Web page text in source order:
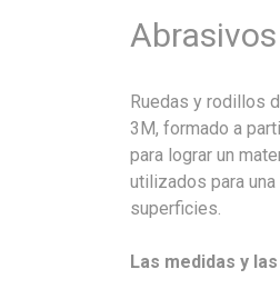
Ruedas y rodillos
3M, formado a
para lograr un
utilizados para
superficies.
Las medidas y